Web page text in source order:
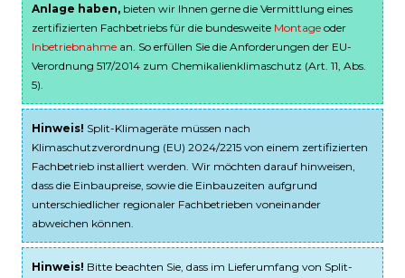
Anlage haben, bieten wir Ihnen gerne die Vermittlung eines
zertifizierten Fachbetriebs für die bundesweite Montage oder
Inbetriebnahme an. So erfüllen Sie die Anforderungen der EU-
Verordnung 517/2014 zum Chemikalienklimaschutz (Art. 11, Abs.
5).
Hinweis! Split-Klimageräte müssen nach
Klimaschutzverordnung (EU) 2024/2215 von einem zertifizierten
Fachbetrieb installiert werden. Wir möchten darauf hinweisen,
dass die Einbaupreise, sowie die Einbauzeiten aufgrund
unterschiedlicher regionaler Fachbetrieben voneinander
abweichen können.
Hinweis! Bitte beachten Sie, dass im Lieferumfang von Split-